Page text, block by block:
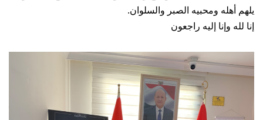
يلهم أهله ومحبيه الصبر والسلوان.
إنا لله وإنا إليه راجعون